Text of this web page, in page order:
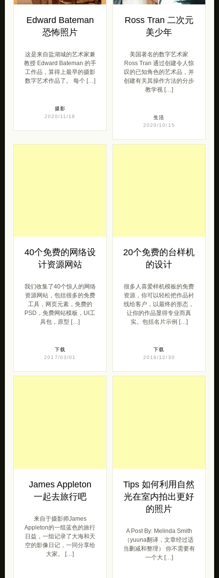
Edward Bateman
恐怖照片
这是来自盐湖城的艺术家兼
教授 Edward Bateman 的手
工作品，算得上最早的摄影
数字艺术作品了。 每个 […]
摄影
2020/11/18
Ross Tran 二次元
美少年
美国著名的数字艺术家
Ross Tran 通过创建令人惊
叹的已知角色的艺术品，并
创建有关其操作方法的分步
教学视 […]
生活
2020/10/15
40个免费的网络设
计资源网站
我们收集了40个惊人的网络
资源网站，包括很多的免费
工具，网页元素，免费的
PSD，免费网站模板，UI工
具包，原型 […]
下载
2017/03/01
20个免费的台样机
的设计
很多人喜爱样机模板的免费
资源，你可以轻松把作品衬
线给客户，以最终的形态，
让你的作品显得专业而真
实。包括名片示例 […]
下载
2016/12/30
James Appleton
一起去旅行吧
来自于摄影师James
Appleton的一组蓝色的旅行
日益，一组记录了大海和天
空的影像日记，一同分享给
大家。 […]
Tips 如何利用自然
光在室内拍出更好
的照片
A Post By: Melinda Smith
（yuuna翻译，文章经过适
当删减和整理） 你不需要有
一个大 […]